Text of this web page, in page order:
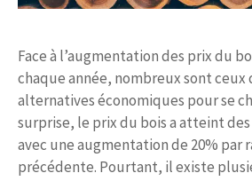
Face à l’augmentation des prix du
chaque année, nombreux sont ceux
alternatives économiques pour se
surprise, le prix du bois a atteint des
avec une augmentation de 20% par
précédente. Pourtant, il existe